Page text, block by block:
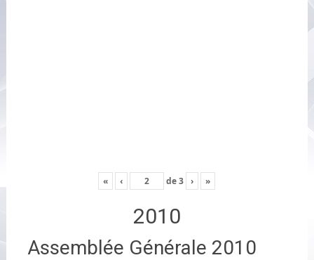
« ‹ de3 › »
2010
Assemblée Générale 2010